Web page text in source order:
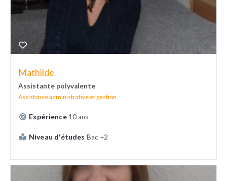
Mathilde
Assistante polyvalente
Assistance administrative et gestion
Expérience 10 ans
Niveau d'études Bac +2